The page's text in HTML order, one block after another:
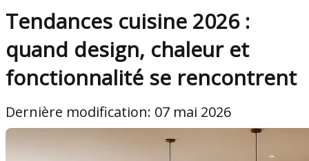
Tendances cuisine 2026 :
quand design, chaleur et
fonctionnalité se rencontrent
Dernière modification: 07 mai 2026